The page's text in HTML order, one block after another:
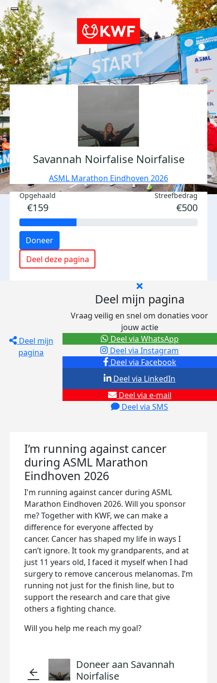
Savannah Noirfalise Noirfalise
ASML Marathon Eindhoven 2026
Opgehaald
€159
Streefbedrag
€500
Doneer
Deel deze pagina
Deel mijn
pagina
Deel mijn pagina
Vraag veilig en snel om donaties voor
jouw actie
Deel via Facebook
Deel via Instagram
Deel via e-mail
Deel via SMS
Deel via LinkedIn
Deel via WhatsApp
I’m running against cancer
during ASML Marathon
Eindhoven 2026
I'm running against cancer during ASML
Marathon Eindhoven 2026. Will you sponsor
me? Together with KWF, we can make a
difference for everyone affected by
cancer. Cancer has shaped my life in ways I
can’t ignore. It took my grandparents, and at
just 11 years old, I faced it myself when I had
surgery to remove cancerous melanomas. I’m
running not just for the finish line, but to
support the research and care that give
others a fighting chance.
Will you help me reach my goal?
arrow_back
Doneer aan Savannah
Noirfalise